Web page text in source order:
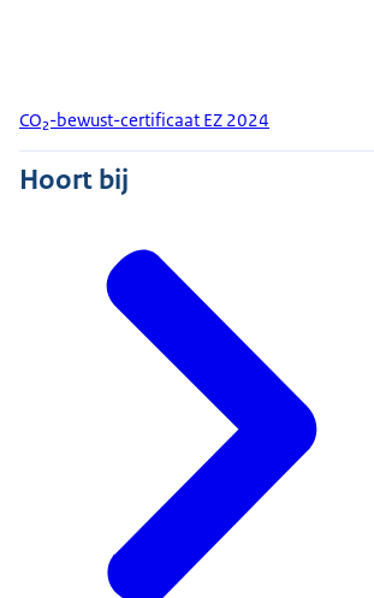
CO₂-bewust-certificaat EZ 2024
Hoort bij